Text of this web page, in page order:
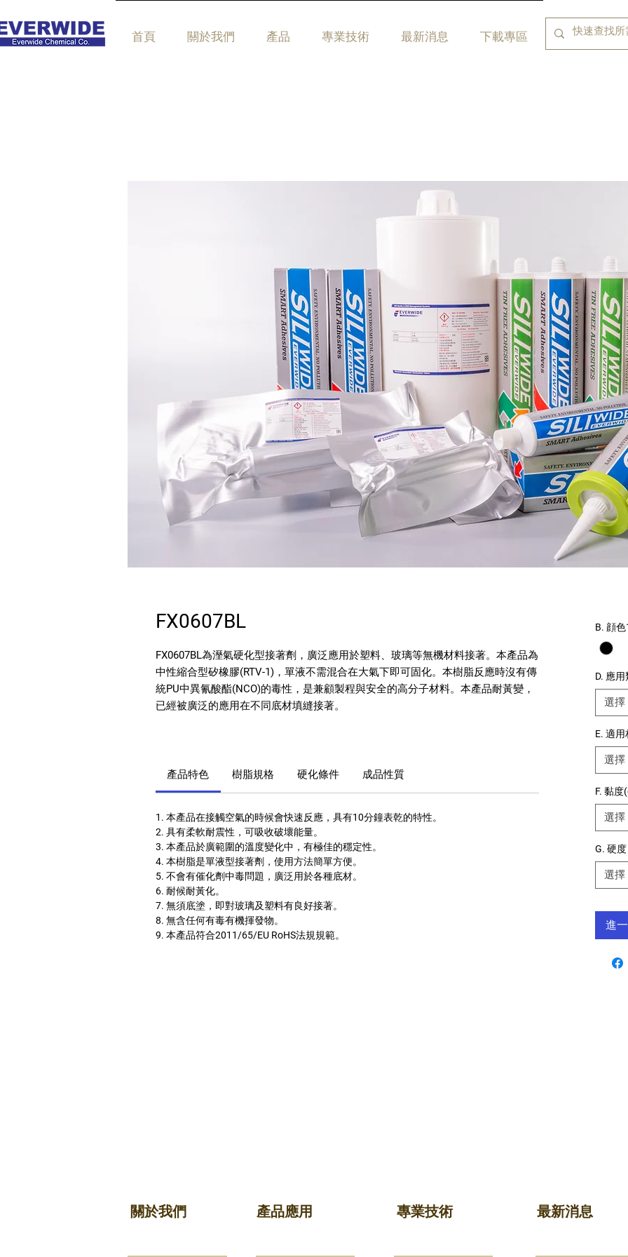
首頁 關於我們 產品 專業技術 最新消息 下載專區
FX0607BL
FX0607BL為溼氣硬化型接著劑， 廣泛應用於塑料、玻璃等無機材料接著。本產品為
中性縮合型矽橡膠(RTV-1) ，單液不需混合在大氣下即可固化。本樹脂反應時沒有傳
統PU中異氰酸酯(NCO)的毒性，是兼顧製程與安全的高分子材料。本產品耐黃變，
已經被廣泛的應用在不同底材填縫接著。
產品特色 樹脂規格 硬化條件 成品性質
1. 本產品在接觸空氣的時候會快速反應， 具有10分鐘表乾的特性。
2. 具有柔軟耐震性，可吸收破壞能量。
3. 本產品於廣範圍的溫度變化中，有極佳的穩定性。
4. 本樹脂是單液型接著劑，使用方法簡單方便。
5. 不會有催化劑中毒問題，廣泛用於各種底材。
6. 耐候耐黃化。
7. 無須底塗，即對玻璃及塑料有良好接著。
8. 無含任何有毒有機揮發物。
9. 本產品符合2011/65/EU RoHS法規規範。
B. 顔
D. 應
選擇
E. 適用
選擇
F. 黏度
選擇
G. 硬度
選擇
進
關於我們 產品應用 專業技術 最新消息